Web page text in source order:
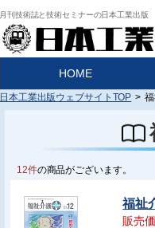
月刊技術誌と技術セミナーの日本工業出版
HOME
日本工業出版ウェブサイトTOP >
12件の商品がございます。
福祉
販売